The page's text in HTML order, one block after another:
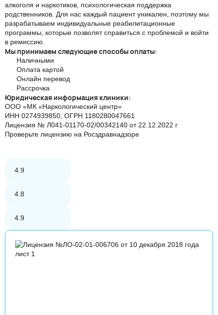
алкоголя и наркотиков, психологическая поддержка
родственников. Для нас каждый пациент уникален, поэтому мы
разрабатываем индивидуальные реабилитационные
программы, которые позволят справиться с проблемой и войти
в ремиссию.
Мы принимаем следующие способы оплаты:
Наличными
Оплата картой
Онлайн перевод
Рассрочка
Юридическая информация клиники:
ООО «МК «Наркологический центр»
ИНН 0274939850, ОГРН 1180280047661
Лицензия № Л041-01170-02/00342140 от 22.12.2022 г
Проверьте лицензию на Росздравнадзоре
4.9
4.8
4.9